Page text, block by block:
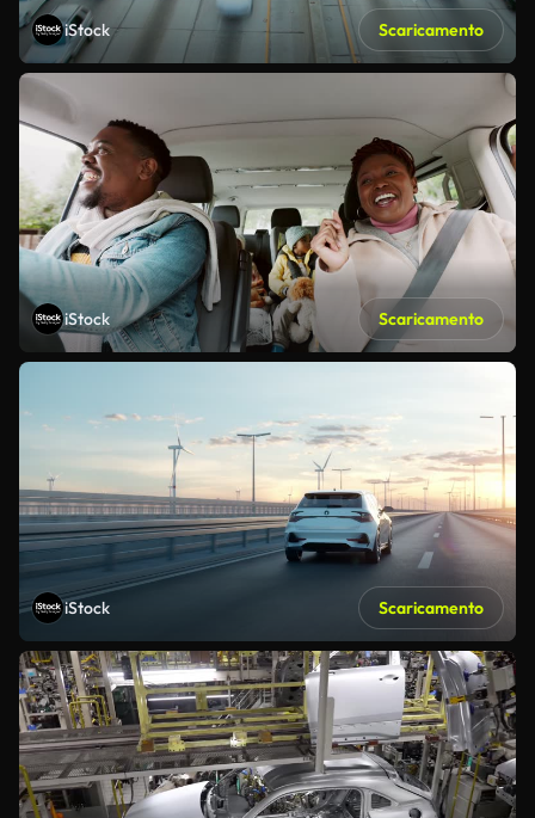
iStock Scaricamento
iStock Scaricamento
iStock Scaricamento